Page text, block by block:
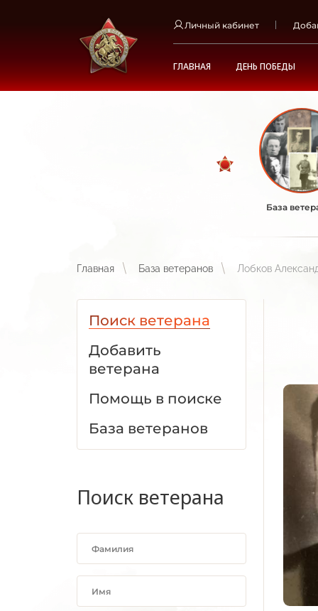
Личный кабинет
ГЛАВНАЯ ДЕНЬ ПОБЕДЫ
База
Главная База ветеранов Лобков
Поиск ветерана
Добавить
ветерана
Помощь в поиске
База ветеранов
Поиск ветерана